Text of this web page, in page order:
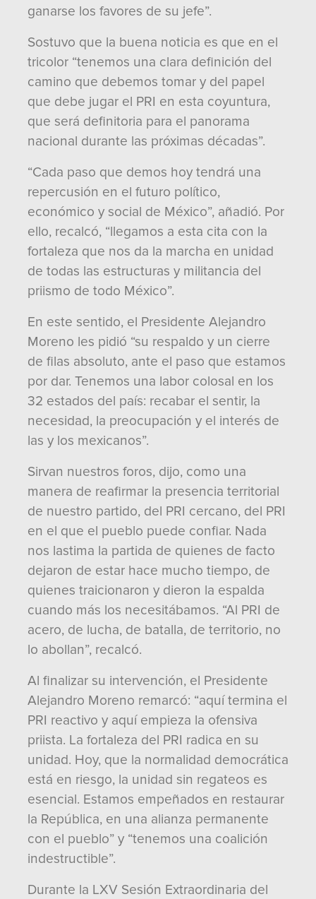
ganarse los favores de su jefe”.
Sostuvo que la buena noticia es que en el
tricolor “tenemos una clara definición del
camino que debemos tomar y del papel
que debe jugar el PRI en esta coyuntura,
que será definitoria para el panorama
nacional durante las próximas décadas”.
“Cada paso que demos hoy tendrá una
repercusión en el futuro político,
económico y social de México”, añadió. Por
ello, recalcó, “llegamos a esta cita con la
fortaleza que nos da la marcha en unidad
de todas las estructuras y militancia del
priismo de todo México”.
En este sentido, el Presidente Alejandro
Moreno les pidió “su respaldo y un cierre
de filas absoluto, ante el paso que estamos
por dar. Tenemos una labor colosal en los
32 estados del país: recabar el sentir, la
necesidad, la preocupación y el interés de
las y los mexicanos”.
Sirvan nuestros foros, dijo, como una
manera de reafirmar la presencia territorial
de nuestro partido, del PRI cercano, del PRI
en el que el pueblo puede confiar. Nada
nos lastima la partida de quienes de facto
dejaron de estar hace mucho tiempo, de
quienes traicionaron y dieron la espalda
cuando más los necesitábamos. “Al PRI de
acero, de lucha, de batalla, de territorio, no
lo abollan”, recalcó.
Al finalizar su intervención, el Presidente
Alejandro Moreno remarcó: “aquí termina el
PRI reactivo y aquí empieza la ofensiva
priista. La fortaleza del PRI radica en su
unidad. Hoy, que la normalidad democrática
está en riesgo, la unidad sin regateos es
esencial. Estamos empeñados en restaurar
la República, en una alianza permanente
con el pueblo” y “tenemos una coalición
indestructible”.
Durante la LXV Sesión Extraordinaria del